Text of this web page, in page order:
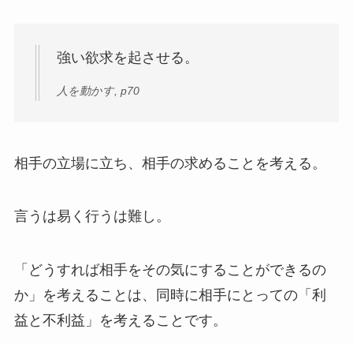
強い欲求を起させる。
人を動かす, p70
相手の立場に立ち、相手の求めることを考える。
言うは易く行うは難し。
「どうすれば相手をその気にすることができるの
か」を考えることは、同時に相手にとっての「利
益と不利益」を考えることです。